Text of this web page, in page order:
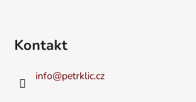
Kontakt
info@petrklic.cz